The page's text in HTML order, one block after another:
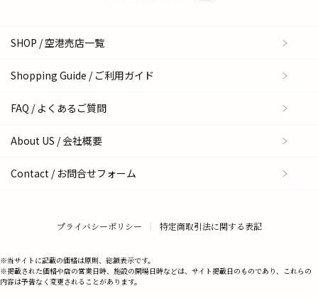
SHOP / 空港売店一覧
Shopping Guide / ご利用ガイド
FAQ / よくあるご質問
About US / 会社概要
Contact / お問合せフォーム
プライバシーポリシー 特定商取引法に関する表記
※当サイトに記載の価格は原則、総額表示です。
※掲載された価格や店の営業日時、施設の開場日時などは、サイト掲載日のものであり、これらの
内容は予告なく変更されることがあります。